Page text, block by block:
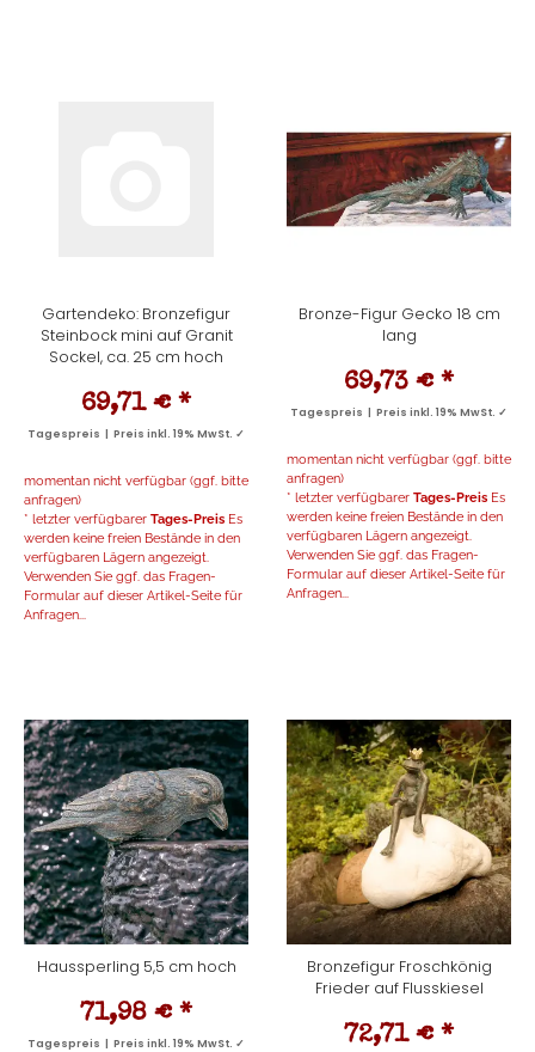
Gartendeko: Bronzefigur
Steinbock mini auf Granit
Sockel, ca. 25 cm hoch
69,71 € *
Tagespreis | Preis inkl. 19% MwSt. ✓
momentan nicht verfügbar (ggf. bitte
anfragen)
* letzter verfügbarer Tages-Preis Es
werden keine freien Bestände in den
verfügbaren Lägern angezeigt.
Verwenden Sie ggf. das Fragen-
Formular auf dieser Artikel-Seite für
Anfragen...
Bronze-Figur Gecko 18 cm
lang
69,73 € *
Tagespreis | Preis inkl. 19% MwSt. ✓
momentan nicht verfügbar (ggf. bitte
anfragen)
* letzter verfügbarer Tages-Preis Es
werden keine freien Bestände in den
verfügbaren Lägern angezeigt.
Verwenden Sie ggf. das Fragen-
Formular auf dieser Artikel-Seite für
Anfragen...
Haussperling 5,5 cm hoch
71,98 € *
Tagespreis | Preis inkl. 19% MwSt. ✓
Bronzefigur Froschkönig
Frieder auf Flusskiesel
72,71 € *